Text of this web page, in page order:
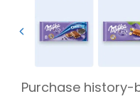
Purchase